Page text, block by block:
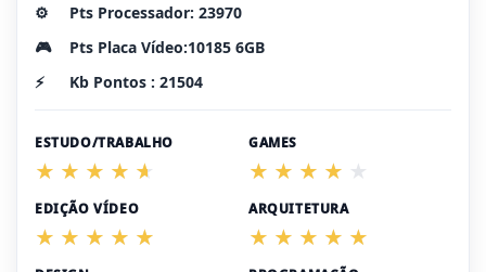
⚙️
Pts Processador: 23970
🎮
Pts Placa Vídeo:10185 6GB
⚡
Kb Pontos : 21504
ESTUDO/TRABALHO GAMES
EDIÇÃO VÍDEO ARQUITETURA